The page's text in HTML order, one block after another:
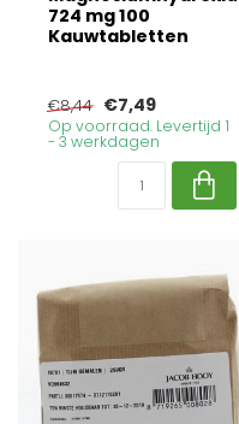
724 mg 100
Kauwtabletten
€8,44 €7,49
Op voorraad. Levertijd 1
- 3 werkdagen